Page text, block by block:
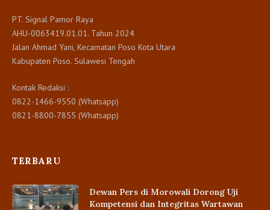
PT. Signal Pamor Raya
AHU-0063419.01.01. Tahun 2024
Jalan Ahmad Yani, Kecamatan Poso Kota Utara
Kabupaten Poso. Sulawesi Tengah
Kontak Redaksi :
0822-1466-9550 (Whatsapp)
0821-8800-7855 (Whatsapp)
TERBARU
Dewan Pers di Morowali Dorong Uji
Kompetensi dan Integritas Wartawan